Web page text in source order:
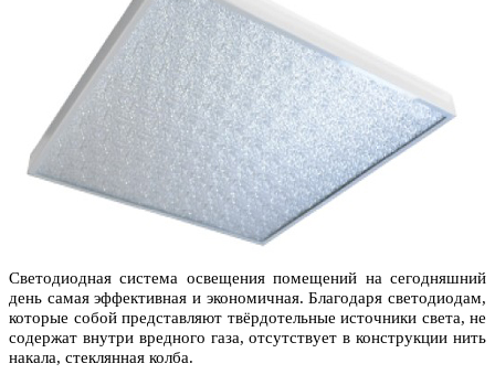
Светодиодная система освещения помещений на сегодняшний
день самая эффективная и экономичная. Благодаря светодиодам,
которые собой представляют твёрдотельные источники света, не
содержат внутри вредного газа, отсутствует в конструкции нить
накала, стеклянная колба.